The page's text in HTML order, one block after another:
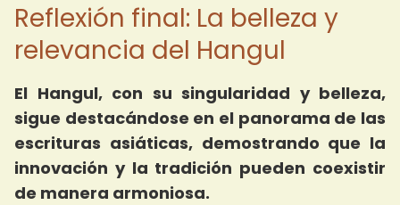
Reflexión final: La belleza y
relevancia del Hangul
El Hangul, con su singularidad y belleza,
sigue destacándose en el panorama de las
escrituras asiáticas, demostrando que la
innovación y la tradición pueden coexistir
de manera armoniosa.